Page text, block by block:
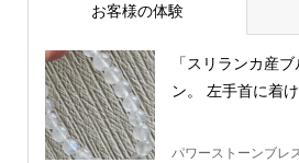
お客様の体験
「スリランカ産
ン。 左手首に着
パワーストーンブレ